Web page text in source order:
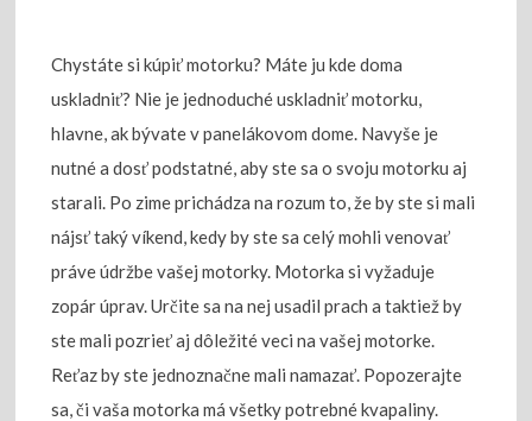
Chystáte si kúpiť motorku? Máte ju kde doma
uskladniť? Nie je jednoduché uskladniť motorku,
hlavne, ak bývate v panelákovom dome. Navyše je
nutné a dosť podstatné, aby ste sa o svoju motorku aj
starali. Po zime prichádza na rozum to, že by ste si mali
nájsť taký víkend, kedy by ste sa celý mohli venovať
práve údržbe vašej motorky. Motorka si vyžaduje
zopár úprav.Určite sa na nej usadil prach a taktiež by
ste mali pozrieť aj dôležité veci na vašej motorke.
Reťaz by ste jednoznačne mali namazať. Popozerajte
sa, či vaša motorka má všetky potrebné kvapaliny.